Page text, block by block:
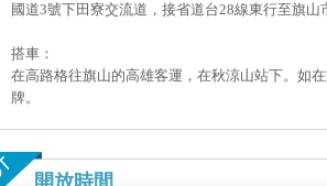
國道3號下田寮交流道，接省道台28線東行至旗山
搭車：
在高路格往旗山的高雄客運，在秋涼山站下。如
牌。
開放時間